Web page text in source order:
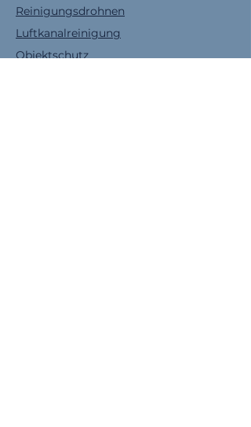
Reinigungsdrohnen
Luftkanalreinigung
Objektschutz